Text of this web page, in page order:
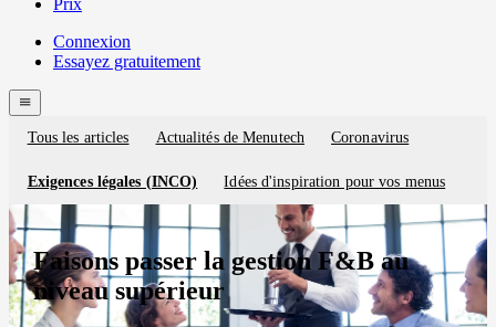
Prix
Menutech
navigation
Connexion
Essayez gratuitement
menu
Blog
categories
Tous les articles Actualités de Menutech Coronavirus
Exigences légales (INCO) Idées d'inspiration pour vos menus
Faisons passer la gestion F&B au
niveau supérieur